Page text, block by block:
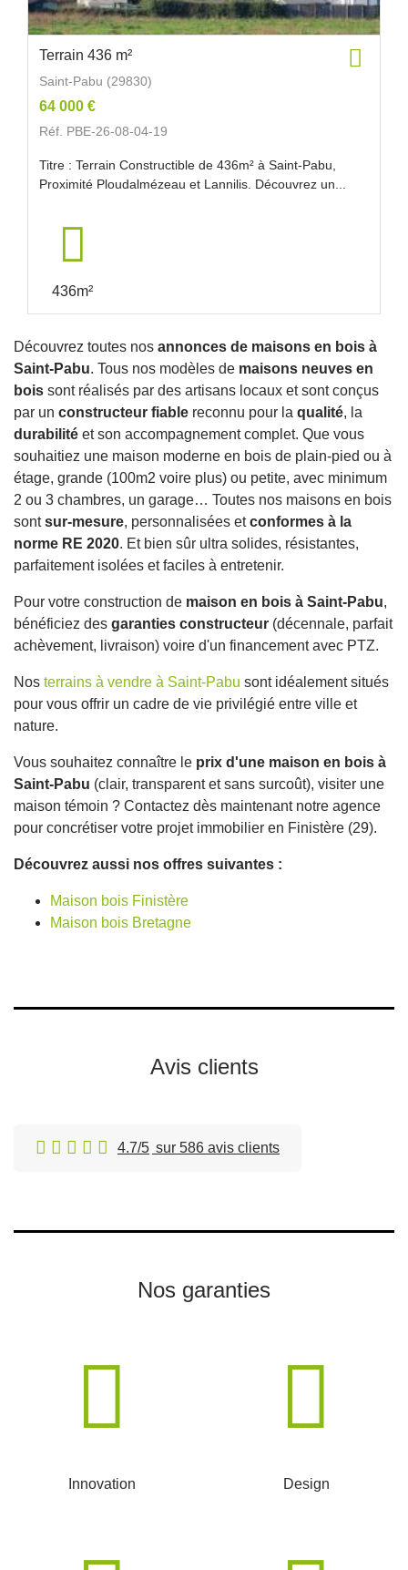
Terrain 436 m²
Saint-Pabu (29830)
64 000 €
Réf. PBE-26-08-04-19
Titre : Terrain Constructible de 436m² à Saint-Pabu,
Proximité Ploudalmézeau et Lannilis. Découvrez un...
436m²
Découvrez toutes nos annonces de maisons en bois à
Saint-Pabu. Tous nos modèles de maisons neuves en
bois sont réalisés par des artisans locaux et sont conçus
par un constructeur fiable reconnu pour la qualité, la
durabilité et son accompagnement complet. Que vous
souhaitiez une maison moderne en bois de plain-pied ou à
étage, grande (100m2 voire plus) ou petite, avec minimum
2 ou 3 chambres, un garage… Toutes nos maisons en bois
sontsur-mesure, personnalisées etconformes à la
norme RE 2020. Et bien sûr ultra solides, résistantes,
parfaitement isolées et faciles à entretenir.
Pour votre construction de maison en bois à Saint-Pabu,
bénéficiez des garanties constructeur (décennale, parfait
achèvement, livraison) voire d'un financement avec PTZ.
Nos terrains à vendre à Saint-Pabu sont idéalement situés
pour vous offrir un cadre de vie privilégié entre ville et
nature.
Vous souhaitez connaître le prix d'une maison en bois à
Saint-Pabu (clair, transparent et sans surcoût), visiter une
maison témoin ? Contactez dès maintenant notre agence
pour concrétiser votre projet immobilier en Finistère (29).
Découvrez aussi nos offres suivantes :
Maison bois Finistère
Maison bois Bretagne
Avis clients
4.7/5 sur 586 avis clients
Nos garanties
Innovation Design